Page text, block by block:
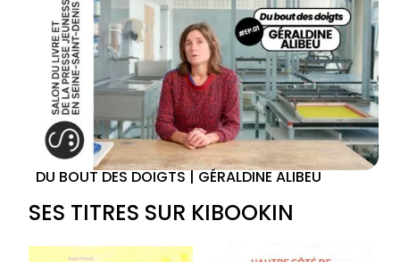
DU BOUT DES DOIGTS | GÉRALDINE ALIBEU
SES TITRES SUR KIBOOKIN